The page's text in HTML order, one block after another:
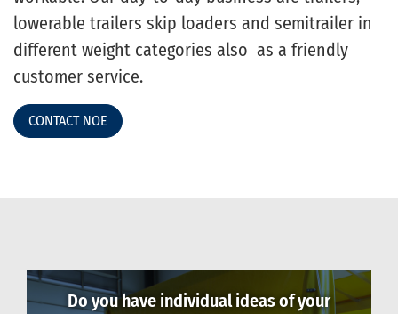
lowerable trailers skip loaders and semitrailer in
different weight categories also as a friendly
customer service.
CONTACT NOE
Do you have individual ideas of your